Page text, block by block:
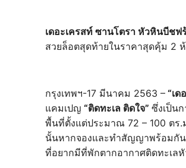
เดอะเครสท์ ซานโตรา หัวหินบีชฟ
สวยล็อตสุดท้ายในราคาสุดคุ้ม 2
กรุงเทพฯ-17 มีนาคม 2563 – “เ
แคมเปญ “ติดทะเล ติดใจ” ซึ่งเป็น
พื้นที่ตั้งแต่ประมาณ 72 – 100 ตร.
นั้นหากจองและทำสัญญาพร้อมกัน
ที่อยากมีที่พักตากอากาศติดทะเล